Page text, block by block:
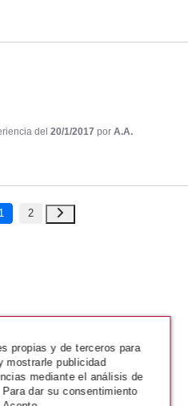
HANSEN
FUZZY COAT
del 20/1/2017 por A.A.
1 2
propias y de terceros para
mostrarle publicidad
mediante el análisis de
dar su consentimiento